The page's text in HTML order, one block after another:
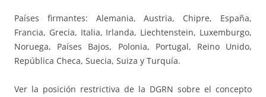
Países firmantes: Alemania, Austria, Chipre, España,
Francia, Grecia, Italia, Irlanda, Liechtenstein, Luxemburgo,
Noruega, Países Bajos, Polonia, Portugal, Reino Unido,
República Checa, Suecia, Suiza y Turquía.
Ver la posición restrictiva de la DGRN sobre el concepto